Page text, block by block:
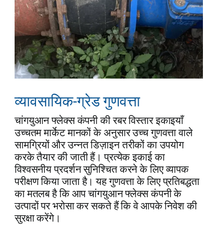
व्यावसायिक-ग्रेड गुणवत्ता
चांगयुआन फ्लेक्स कंपनी की रबर विस्तार इकाइयाँ
उच्चतम मार्केट मानकों के अनुसार उच्च गुणवत्ता वाले
सामग्रियों और उन्नत डिज़ाइन तरीकों का उपयोग
करके तैयार की जाती हैं। प्रत्येक इकाई का
विश्वसनीय प्रदर्शन सुनिश्चित करने के लिए व्यापक
परीक्षण किया जाता है। यह गुणवत्ता के लिए प्रतिबद्धता
का मतलब है कि आप चांगयुआन फ्लेक्स कंपनी के
उत्पादों पर भरोसा कर सकते हैं कि वे आपके निवेश की
सुरक्षा करेंगे।